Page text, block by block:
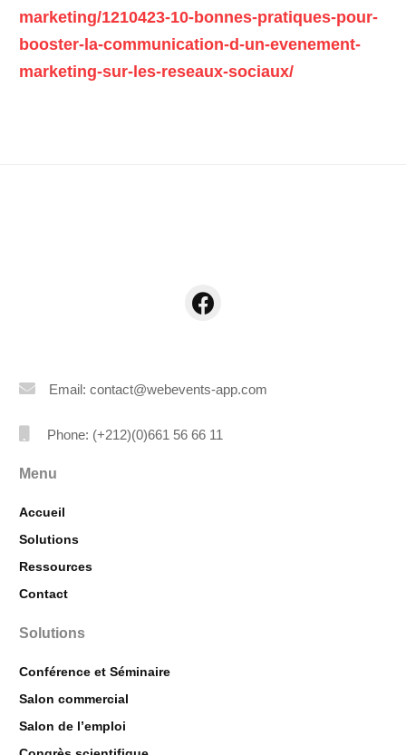
marketing/1210423-10-bonnes-pratiques-pour-
booster-la-communication-d-un-evenement-
marketing-sur-les-reseaux-sociaux/
Email: contact@webevents-app.com
Phone: (+212)(0)661 56 66 11
Menu
Accueil
Solutions
Ressources
Contact
Solutions
Conférence et Séminaire
Salon commercial
Salon de l’emploi